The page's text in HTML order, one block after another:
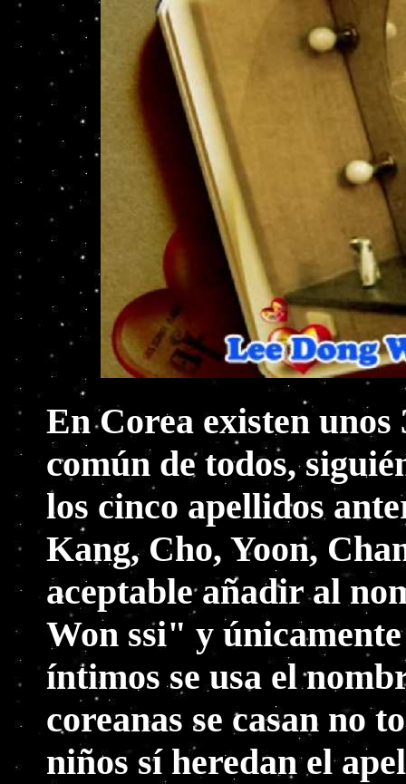
En Corea existen
común de todos,
los cinco apellidos
Kang, Cho, Yoon,
aceptable añadir al
Won ssi" y
íntimos se usa el
coreanas se casan no
niños sí heredan el